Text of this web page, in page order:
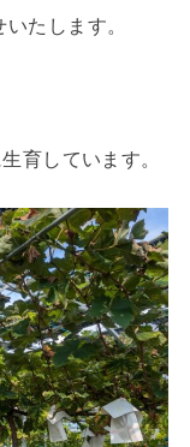
たします。
育しています。